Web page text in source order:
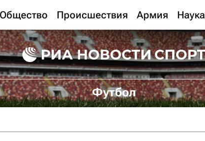
Общество Происшествия Армия Наука
Футбол